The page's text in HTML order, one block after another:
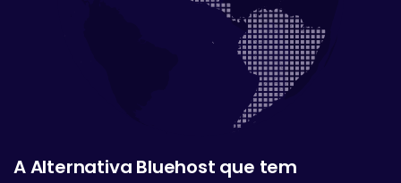
A Alternativa Bluehost que tem